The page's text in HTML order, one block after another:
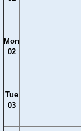
Mon
02
Tue
03